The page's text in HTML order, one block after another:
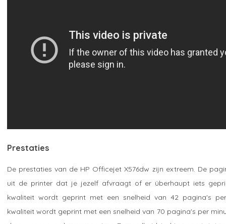
Prestaties
De prestaties van de HP Officejet X576dw zijn extreem. De
uit de printer dat je jezelf afvraagt of er überhaupt iets
kwaliteit wordt geprint met een snelheid van 42 pagina's
kwaliteit wordt geprint met een snelheid van 70 pagina's per